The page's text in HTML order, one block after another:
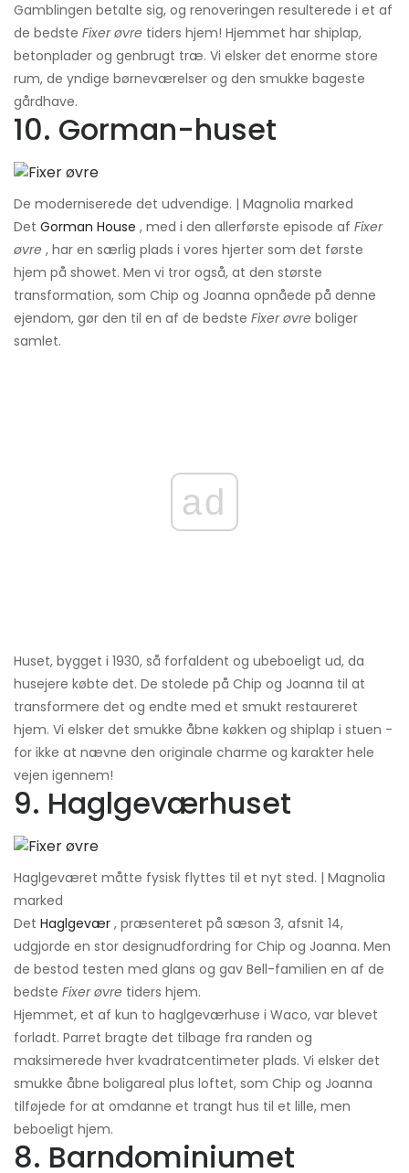
Gamblingen betalte sig, og renoveringen resulterede i et af
de bedste Fixer øvre tiders hjem! Hjemmet har shiplap,
betonplader og genbrugt træ. Vi elsker det enorme store
rum, de yndige børneværelser og den smukke bageste
gårdhave.
10. Gorman-huset
De moderniserede det udvendige. | Magnolia marked
Det Gorman House , med i den allerførste episode af Fixer
øvre , har en særlig plads i vores hjerter som det første
hjem på showet. Men vi tror også, at den største
transformation, som Chip og Joanna opnåede på denne
ejendom, gør den til en af ​​de bedste Fixer øvre boliger
samlet.
ad
Huset, bygget i 1930, så forfaldent og ubeboeligt ud, da
husejere købte det. De stolede på Chip og Joanna til at
transformere det og endte med et smukt restaureret
hjem. Vi elsker det smukke åbne køkken og shiplap i stuen -
for ikke at nævne den originale charme og karakter hele
vejen igennem!
9. Haglgeværhuset
Haglgeværet måtte fysisk flyttes til et nyt sted. | Magnolia
marked
Det Haglgevær , præsenteret på sæson 3, afsnit 14,
udgjorde en stor designudfordring for Chip og Joanna. Men
de bestod testen med glans og gav Bell-familien en af ​​de
bedste Fixer øvre tiders hjem.
Hjemmet, et af kun to haglgeværhuse i Waco, var blevet
forladt. Parret bragte det tilbage fra randen og
maksimerede hver kvadratcentimeter plads. Vi elsker det
smukke åbne boligareal plus loftet, som Chip og Joanna
tilføjede for at omdanne et trangt hus til et lille, men
beboeligt hjem.
8. Barndominiumet